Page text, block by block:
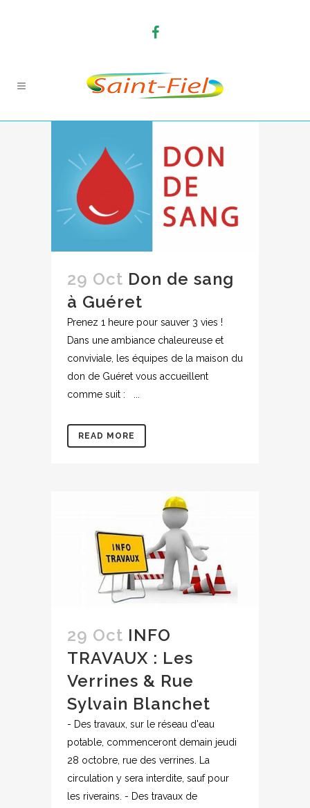
29 Oct Don de sang
à Guéret
Prenez 1 heure pour sauver 3 vies !
Dans une ambiance chaleureuse et
conviviale, les équipes de la maison du
don de Guéret vous accueillent
comme suit : ...
READ MORE
29 Oct INFO
TRAVAUX : Les
Verrines & Rue
Sylvain Blanchet
- Des travaux, sur le réseau d'eau
potable, commenceront demain jeudi
28 octobre, rue des verrines. La
circulation y sera interdite, sauf pour
les riverains. - Des travaux de